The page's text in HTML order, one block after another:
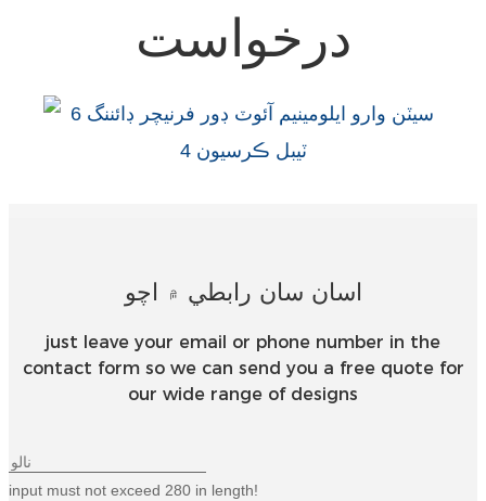
Беларуская
বাংলা
ಕನ್ನಡ
ગુજરાતી
ଓଡ଼ିଆ
درخواست
اسان سان رابطي ۾ اچو
just leave your email or phone number in the
contact form so we can send you a free quote for
our wide range of designs
input must not exceed 280 in length!